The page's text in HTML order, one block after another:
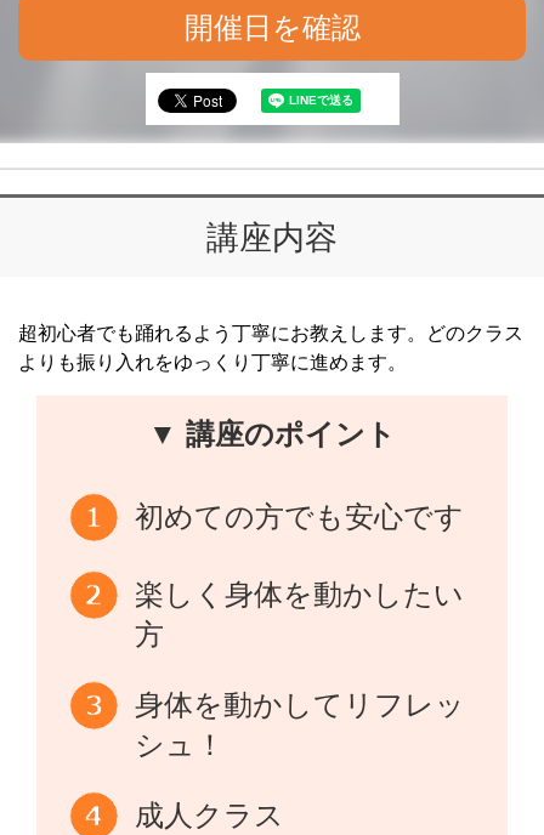
開催日を確認
講座内容
超初心者でも踊れるよう丁寧にお教えします。どのクラス
よりも振り入れをゆっくり丁寧に進めます。
▼ 講座のポイント
初めての方でも安心です
楽しく身体を動かしたい
方
身体を動かしてリフレッ
シュ！
成人クラス